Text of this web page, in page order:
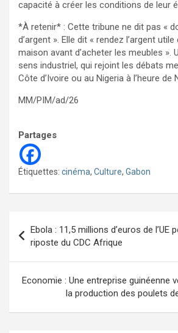
capacité à créer les conditions de leur
*À retenir* : Cette tribune ne dit pas «
d’argent ». Elle dit « rendez l’argent
maison avant d’acheter les meubles ».
sens industriel, qui rejoint les débats
Côte d’Ivoire ou au Nigeria à l’heure de
MM/PIM/ad/26
Partages
Étiquettes: cinéma, Culture, Gabon
de
l’article
Ebola : 11,5 millions d’euros de l’UE
riposte du CDC Afrique
Economie : Une entreprise guinéenne
la production des poulets